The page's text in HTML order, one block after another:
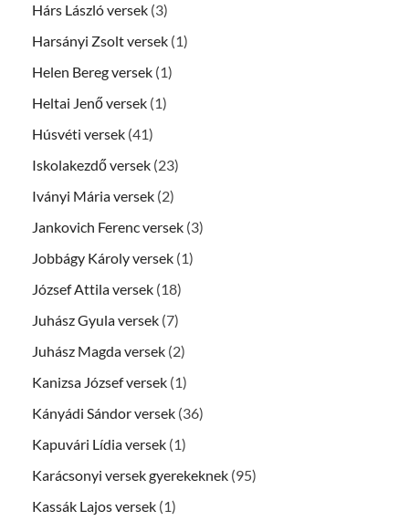
Hárs László versek (3)
Harsányi Zsolt versek (1)
Helen Bereg versek (1)
Heltai Jenő versek (1)
Húsvéti versek (41)
Iskolakezdő versek (23)
Iványi Mária versek (2)
Jankovich Ferenc versek (3)
Jobbágy Károly versek (1)
József Attila versek (18)
Juhász Gyula versek (7)
Juhász Magda versek (2)
Kanizsa József versek (1)
Kányádi Sándor versek (36)
Kapuvári Lídia versek (1)
Karácsonyi versek gyerekeknek (95)
Kassák Lajos versek (1)